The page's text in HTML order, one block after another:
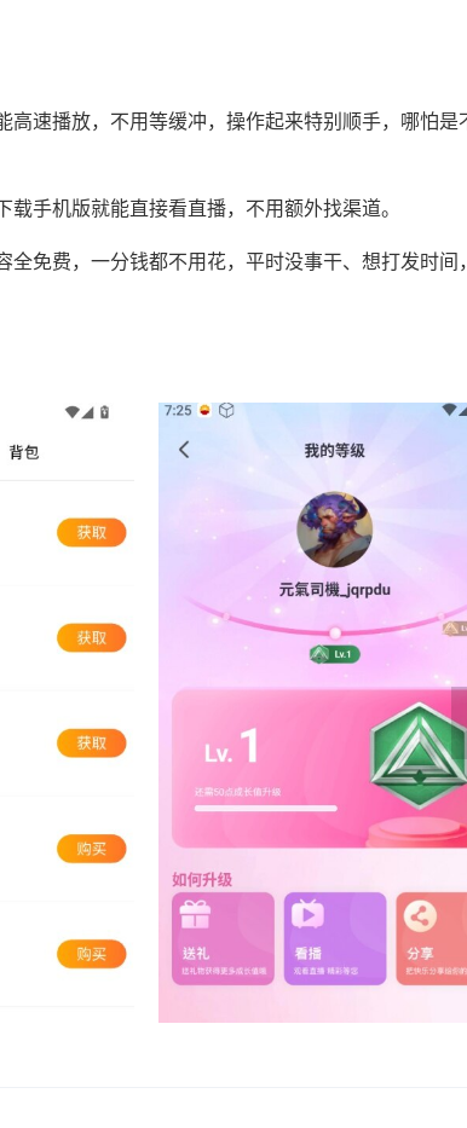
速播放，不用等缓冲，操作起来特别顺手，哪怕是
手机版就能直接看直播，不用额外找渠道。
免费，一分钱都不用花，平时没事干、想打发时间